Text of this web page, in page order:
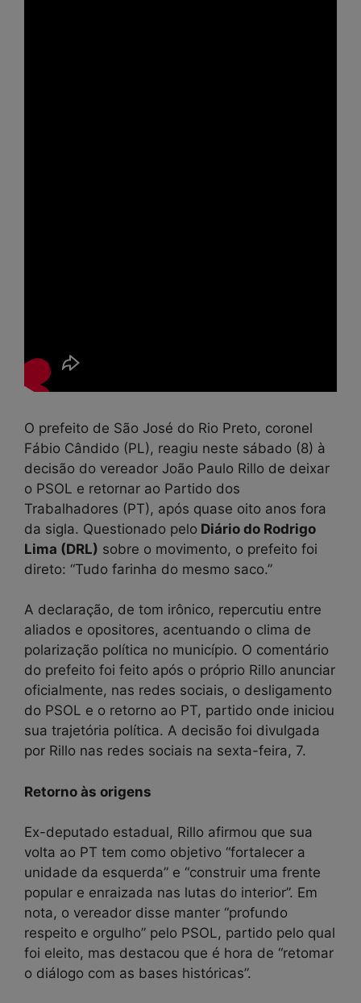
O prefeito de São José do Rio Preto, coronel
Fábio Cândido (PL), reagiu neste sábado (8) à
decisão do vereador João Paulo Rillo de deixar
o PSOL e retornar ao Partido dos
Trabalhadores (PT), após quase oito anos fora
da sigla. Questionado pelo Diário do Rodrigo
Lima (DRL) sobre o movimento, o prefeito foi
direto: “Tudo farinha do mesmo saco.”
A declaração, de tom irônico, repercutiu entre
aliados e opositores, acentuando o clima de
polarização política no município. O comentário
do prefeito foi feito após o próprio Rillo anunciar
oficialmente, nas redes sociais, o desligamento
do PSOL e o retorno ao PT, partido onde iniciou
sua trajetória política. A decisão foi divulgada
por Rillo nas redes sociais na sexta-feira, 7.
Retorno às origens
Ex-deputado estadual, Rillo afirmou que sua
volta ao PT tem como objetivo “fortalecer a
unidade da esquerda” e “construir uma frente
popular e enraizada nas lutas do interior”. Em
nota, o vereador disse manter “profundo
respeito e orgulho” pelo PSOL, partido pelo qual
foi eleito, mas destacou que é hora de “retomar
o diálogo com as bases históricas”.